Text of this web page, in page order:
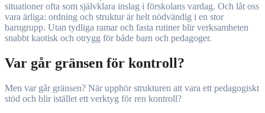
situationer ofta som självklara inslag i förskolans vardag. Och låt oss
vara ärliga: ordning och struktur är helt nödvändig i en stor
barngrupp. Utan tydliga ramar och fasta rutiner blir verksamheten
snabbt kaotisk och otrygg för både barn och pedagoger.
Var går gränsen för kontroll?
Men var går gränsen? När upphör strukturen att vara ett pedagogiskt
stöd och blir istället ett verktyg för ren kontroll?